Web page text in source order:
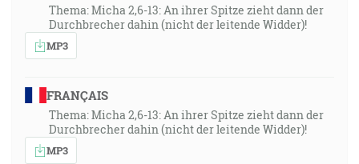
Thema: Micha 2,6-13: An ihrer Spitze zieht dann der
Durchbrecher dahin (nicht der leitende Widder)!
MP3
FRANÇAIS
Thema: Micha 2,6-13: An ihrer Spitze zieht dann der
Durchbrecher dahin (nicht der leitende Widder)!
MP3